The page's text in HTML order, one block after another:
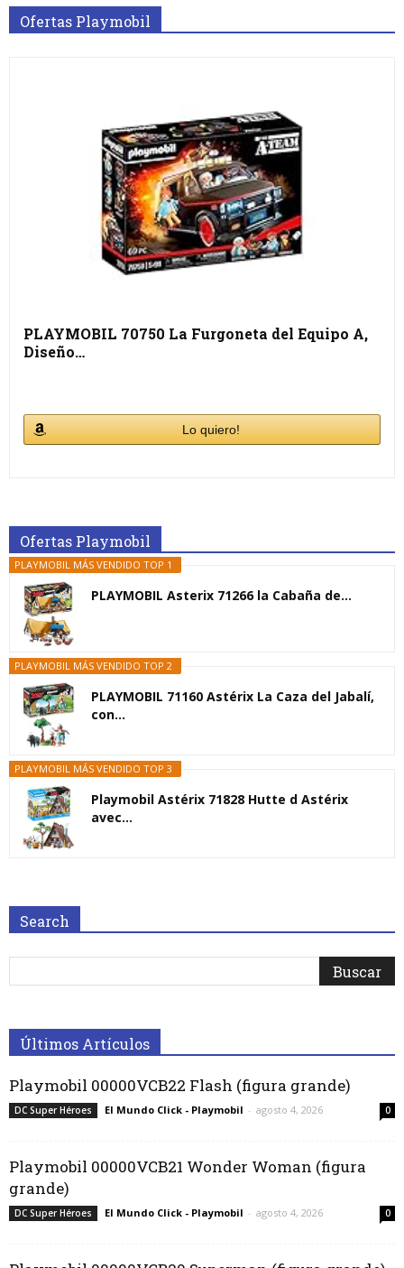
Ofertas Playmobil
PLAYMOBIL 70750 La Furgoneta del Equipo A,
Diseño…
Lo quiero!
Ofertas Playmobil
PLAYMOBIL MÁS VENDIDO TOP 1
PLAYMOBIL Asterix 71266 la Cabaña de...
PLAYMOBIL MÁS VENDIDO TOP 2
PLAYMOBIL 71160 Astérix La Caza del Jabalí,
con...
PLAYMOBIL MÁS VENDIDO TOP 3
Playmobil Astérix 71828 Hutte d Astérix
avec...
Search
Últimos Artículos
Playmobil 00000VCB22 Flash (figura grande)
DC Super Héroes El Mundo Click - Playmobil - agosto 4, 2026 0
Playmobil 00000VCB21 Wonder Woman (figura
grande)
DC Super Héroes El Mundo Click - Playmobil - agosto 4, 2026 0